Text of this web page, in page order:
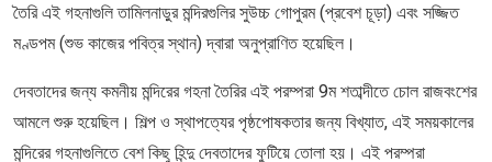
তৈরি এই গহনাগুলি তামিলনাড়ুর মন্দিরগুলির সুউচ্চ গোপুরম (প্রবেশ চূড়া) এবং সজ্জিত
মণ্ডপম (শুভ কাজের পবিত্র স্থান) দ্বারা অনুপ্রাণিত হয়েছিল।
দেবতাদের জন্য কমনীয় মন্দিরের গহনা তৈরির এই পরম্পরা 9ম শতাব্দীতে চোল রাজবংশের
আমলে শুরু হয়েছিল। শিল্প ও স্থাপত্যের পৃষ্ঠপোষকতার জন্য বিখ্যাত, এই সময়কালের
মন্দিরের গহনাগুলিতে বেশ কিছু হিন্দু দেবতাদের ফুটিয়ে তোলা হয়। এই পরম্পরা